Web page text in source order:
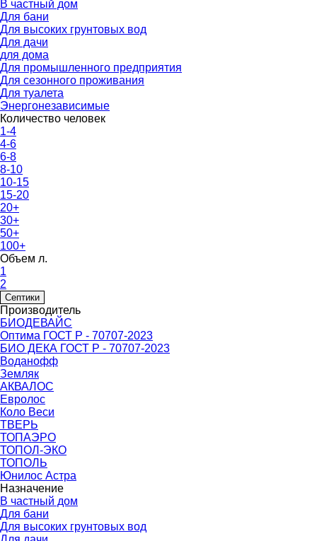
В частный дом
Для бани
Для высоких грунтовых вод
Для дачи
для дома
Для промышленного предприятия
Для сезонного проживания
Для туалета
Энергонезависимые
Количество человек
1-4
4-6
6-8
8-10
10-15
15-20
20+
30+
50+
100+
Объем л.
1
2
Септики
Производитель
БИОДЕВАЙС
Оптима ГОСТ Р - 70707-2023
БИО ДЕКА ГОСТ Р - 70707-2023
Воданофф
Земляк
АКВАЛОС
Евролос
Коло Веси
ТВЕРЬ
ТОПАЭРО
ТОПОЛ-ЭКО
ТОПОЛЬ
Юнилос Астра
Назначение
В частный дом
Для бани
Для высоких грунтовых вод